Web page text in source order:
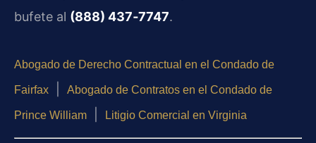
bufete al (888) 437‑7747.
Abogado de Derecho Contractual en el Condado de
Fairfax Abogado de Contratos en el Condado de
Prince William Litigio Comercial en Virginia